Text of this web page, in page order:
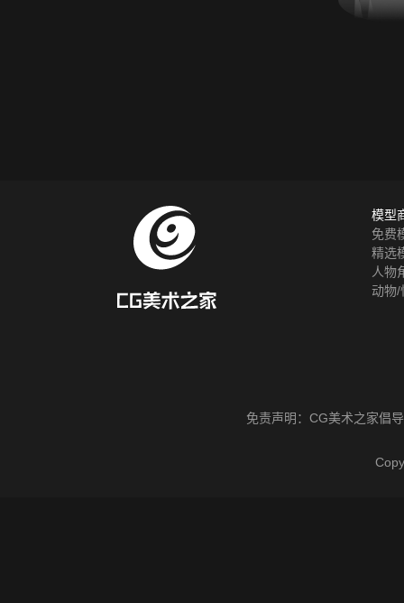
模型
免费
精选
人物
动物/
免责声明： CG美术之家倡